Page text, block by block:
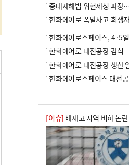
한화에어로 대전공장 감식
[이슈] 배재고 지역 비하 논란